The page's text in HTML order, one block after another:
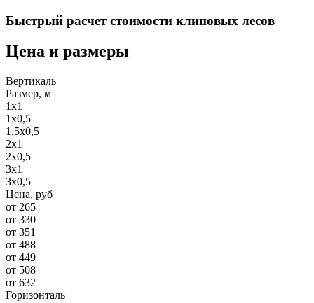
Быстрый расчет стоимости клиновых лесов
Цена и размеры
Вертикаль
Размер, м
1х1
1х0,5
1,5х0,5
2х1
2х0,5
3х1
3х0,5
Цена, руб
от 265
от 330
от 351
от 488
от 449
от 508
от 632
Горизонталь